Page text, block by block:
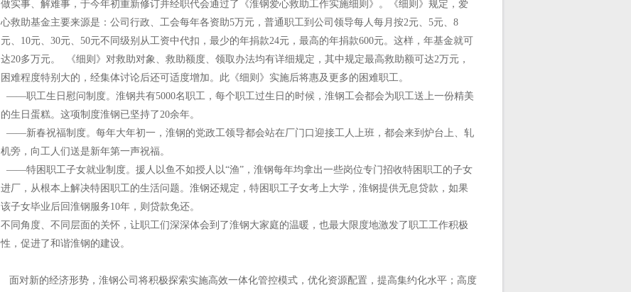
做实事、解难事，于今年初重新修订并经职代会通过了《淮钢爱心救助工作实施细则》。《细则》规定，爱
心救助基金主要来源是：公司行政、工会每年各资助5万元，普通职工到公司领导每人每月按2元、5元、8
元、10元、30元、50元不同级别从工资中代扣，最少的年捐款24元，最高的年捐款600元。这样，年基金就可
达20多万元。 《细则》对救助对象、救助额度、领取办法均有详细规定，其中规定最高救助额可达2万元，
困难程度特别大的，经集体讨论后还可适度增加。此《细则》实施后将惠及更多的困难职工。
——职工生日慰问制度。淮钢共有5000名职工，每个职工过生日的时候，淮钢工会都会为职工送上一份精美
的生日蛋糕。这项制度淮钢已坚持了20余年。
——新春祝福制度。每年大年初一，淮钢的党政工领导都会站在厂门口迎接工人上班，都会来到炉台上、轧
机旁，向工人们送是新年第一声祝福。
——特困职工子女就业制度。援人以鱼不如授人以“渔”，淮钢每年均拿出一些岗位专门招收特困职工的子女
进厂，从根本上解决特困职工的生活问题。淮钢还规定，特困职工子女考上大学，淮钢提供无息贷款，如果
该子女毕业后回淮钢服务10年，则贷款免还。
不同角度、不同层面的关怀，让职工们深深体会到了淮钢大家庭的温暖，也最大限度地激发了职工工作积极
性，促进了和谐淮钢的建设。
面对新的经济形势，淮钢公司将积极探索实施高效一体化管控模式，优化资源配置，提高集约化水平；高度